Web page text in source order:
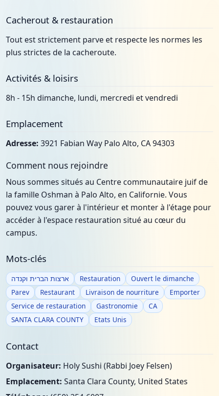
Cacherout & restauration
Tout est strictement parve et respecte les normes les
plus strictes de la cacheroute.
Activités & loisirs
8h - 15h dimanche, lundi, mercredi et vendredi
Emplacement
Adresse: 3921 Fabian Way Palo Alto, CA 94303
Comment nous rejoindre
Nous sommes situés au Centre communautaire juif de
la famille Oshman à Palo Alto, en Californie. Vous
pouvez vous garer à l'intérieur et monter à l'étage pour
accéder à l'espace restauration situé au cœur du
campus.
Mots-clés
ארצות הברית וקנדה Restauration
Ouvert le dimanche
Parev
Restaurant Livraison de nourriture
Emporter
Service de restauration
Gastronomie
CA
SANTA CLARA COUNTY
Etats Unis
Contact
Organisateur: Holy Sushi (Rabbi Joey Felsen)
Emplacement: Santa Clara County, United States